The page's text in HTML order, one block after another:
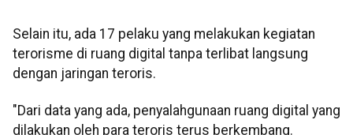
Selain itu, ada 17 pelaku yang melakukan kegiatan
terorisme di ruang digital tanpa terlibat langsung
dengan jaringan teroris.
"Dari data yang ada, penyalahgunaan ruang digital yang
dilakukan oleh para teroris terus berkembang.